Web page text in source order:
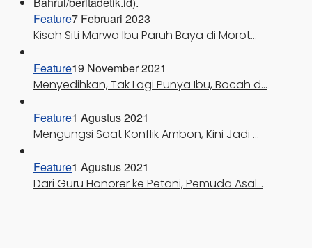
Feature7 Februari 2023
Kisah Siti Marwa Ibu Paruh Baya di Morot…
Feature19 November 2021
Menyedihkan, Tak Lagi Punya Ibu, Bocah d…
Feature1 Agustus 2021
Mengungsi Saat Konflik Ambon, Kini Jadi …
Feature1 Agustus 2021
Dari Guru Honorer ke Petani, Pemuda Asal…